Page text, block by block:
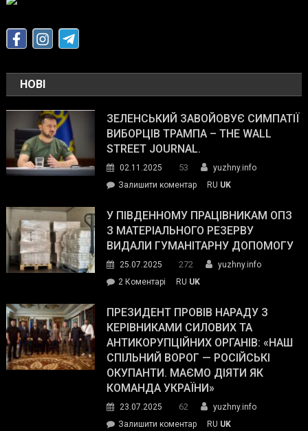
НОВІ
ЗЕЛЕНСЬКИЙ ЗАВОЙОВУЄ СИМПАТІЇ
ВИБОРЦІВ ТРАМПА – THE WALL
STREET JOURNAL.
02.11.2025 53
yuzhny.info
Залишити коментарon
завойовує
симпатії
виборців
The
Street
Journal.
RU UK
У ПІВДЕННОМУ ПРАЦІВНИКАМ ОПЗ
З МАТЕРІАЛЬНОГО РЕЗЕРВУ
ВИДАЛИ ГУМАНІТАРНУ ДОПОМОГУ
25.07.2025 272
yuzhny.info
2 Коментарі
Південному
працівникам
ОПЗ
з
матеріального
резерву
гуманітарну
допомогу
RU UK
ПРЕЗИДЕНТ ПРОВІВ НАРАДУ З
КЕРІВНИКАМИ СИЛОВИХ ТА
АНТИКОРУПЦІЙНИХ ОРГАНІВ: «НАШ
СПІЛЬНИЙ ВОРОГ — РОСІЙСЬКІ
ОКУПАНТИ. МАЄМО ДІЯТИ ЯК
КОМАНДА УКРАЇНИ»
23.07.2025 62
yuzhny.info
Залишити коментарon
RU UK